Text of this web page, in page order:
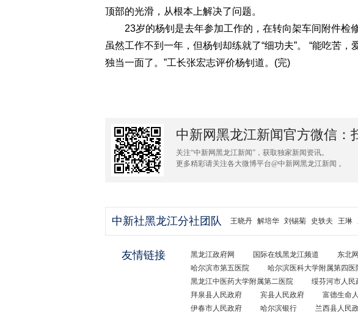
顶部的光滑，从根本上解决了问题。
23岁的杨钊是去年参加工作的，在转向架车间附件检修
虽然工作不到一年，但杨钊却练就了“细功夫”。 “能吃苦
独当一面了。”工长张宏志评价杨钊道。(完)
中新网黑龙江新闻官方微信：
关注“中新网黑龙江新闻”，获取独家新闻资讯。
更多精彩请关注各大微博平台@中新网黑龙江新闻 。
中新社黑龙江分社团队 王晓丹 解培华 刘锡菊 史轶夫 王琳
友情链接 黑龙江政府网 国际在线黑龙江频道 东北网
哈尔滨市第五医院
哈尔滨医科大学附属第四医
黑龙江中医药大学附属第二医院
绥芬河市人民
拜泉县人民政府
宾县人民政府 富德生命
伊春市人民政府
哈尔滨银行 兰西县人民